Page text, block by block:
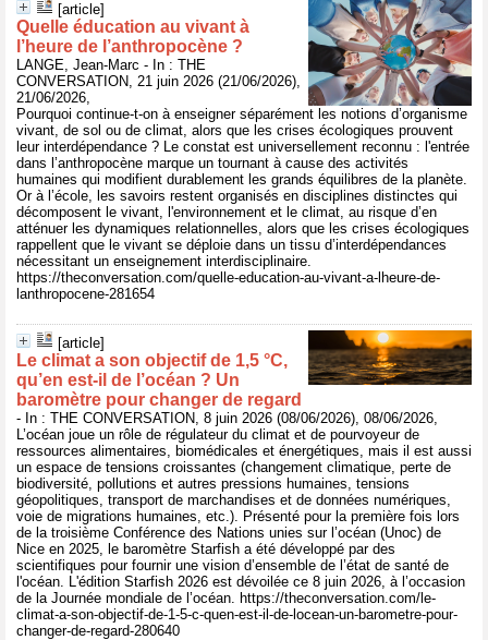
[article]
Quelle éducation au vivant à
l’heure de l’anthropocène ?
LANGE, Jean-Marc - In : THE
CONVERSATION, 21 juin 2026 (21/06/2026),
21/06/2026,
Pourquoi continue-t-on à enseigner séparément les notions d’organisme
vivant, de sol ou de climat, alors que les crises écologiques prouvent
leur interdépendance ? Le constat est universellement reconnu : l'entrée
dans l’anthropocène marque un tournant à cause des activités
humaines qui modifient durablement les grands équilibres de la planète.
Or à l’école, les savoirs restent organisés en disciplines distinctes qui
décomposent le vivant, l'environnement et le climat, au risque d’en
atténuer les dynamiques relationnelles, alors que les crises écologiques
rappellent que le vivant se déploie dans un tissu d’interdépendances
nécessitant un enseignement interdisciplinaire.
https://theconversation.com/quelle-education-au-vivant-a-lheure-de-
lanthropocene-281654
[article]
Le climat a son objectif de 1,5 °C,
qu’en est‑il de l’océan ? Un
baromètre pour changer de regard
- In : THE CONVERSATION, 8 juin 2026 (08/06/2026), 08/06/2026,
L’océan joue un rôle de régulateur du climat et de pourvoyeur de
ressources alimentaires, biomédicales et énergétiques, mais il est aussi
un espace de tensions croissantes (changement climatique, perte de
biodiversité, pollutions et autres pressions humaines, tensions
géopolitiques, transport de marchandises et de données numériques,
voie de migrations humaines, etc.). Présenté pour la première fois lors
de la troisième Conférence des Nations unies sur l’océan (Unoc) de
Nice en 2025, le baromètre Starfish a été développé par des
scientifiques pour fournir une vision d’ensemble de l’état de santé de
l'océan. L'édition Starfish 2026 est dévoilée ce 8 juin 2026, à l’occasion
de la Journée mondiale de l’océan. https://theconversation.com/le-
climat-a-son-objectif-de-1-5-c-quen-est-il-de-locean-un-barometre-pour-
changer-de-regard-280640